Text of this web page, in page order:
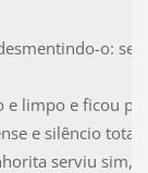
o:
limpo e ficou
e silêncio
serviu sim,